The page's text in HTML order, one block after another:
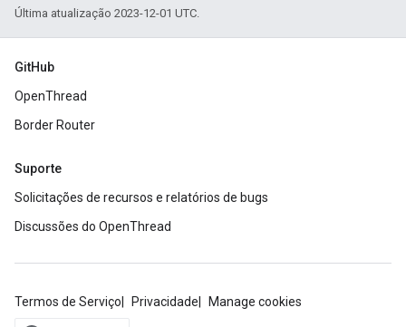
Última atualização 2023-12-01 UTC.
GitHub
OpenThread
Border Router
Suporte
Solicitações de recursos e relatórios de bugs
Discussões do OpenThread
Termos de Serviço Privacidade Manage cookies